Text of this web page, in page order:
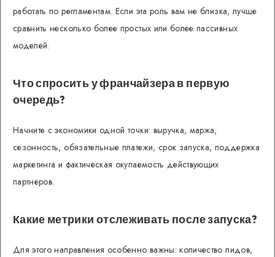
работать по регламентам. Если эта роль вам не близка, лучше
сравнить несколько более простых или более пассивных
моделей.
Что спросить у франчайзера в первую
очередь?
Начните с экономики одной точки: выручка, маржа,
сезонность, обязательные платежи, срок запуска, поддержка
маркетинга и фактическая окупаемость действующих
партнеров.
Какие метрики отслеживать после запуска?
Для этого направления особенно важны: количество лидов,